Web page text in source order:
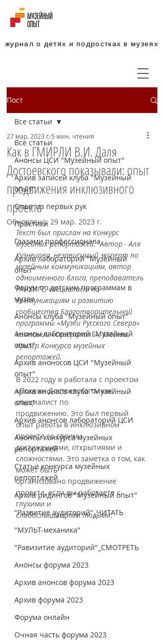
журнал о детях и подростках в музеях
Пост
Все статьи
Анонсы ЦСИ "Музейный опыт"
Архив записей клуба "Музейный
опыт"
Опыт из первых рук
Практики
Глазами профессионала
Архив лабораторий "Музейный
опыт"
Форум по детским программам в
музее
Анонсы клуба "Музейный опыт"
Анонсы лабораторий "Музейный
опыт"
Архив аноносов ЦСИ "Музейный
опыт"
Архив аноносв клуба "Музейный
опыт"
Архив анонсов лабораторий ЦСИ
Анонсы конкурса музейных
репортажей
Статьи конкурса музейных
репортажей
Архив ридингов "Музейный опыт"
"Развитие аудиторий"_ЧИТАТЬ
"МУЛЬТ-механика"
"Равизитие аудиторий"_СМОТРЕТЬ
Анонсы форума 2023
Архив анонсов форума 2023
Архив форума 2023
Форума онлайн
Очная часть форума 2023
Все статьи
Как в ГМИРЛИ В.И. Даля
Достоевского показывали: опыт
продвижения инклюзивного
проекта
27 мар. 2023 г. 5 мин. чтения
Обновлено: 29 мар. 2023 г.
Текст был прислан на Конкурс
музейных репортажей.  Автор - Аля
Кузнецова, независимый эксперт по
музейным коммуникациям, автор
одноименного блога, преподаватель
РАНХИГС, специалист по
коммуникациям и развитию
сообщества Благотворительной
программы «Музеи Русского Севера»
компании «Северсталь», Москва,
призер Конкурса музейных
репортажей.
В 2022 году я работала с проектом
«Покажи Достоевского» как
специалист по
продвижению. Это был первый
опыт работы в инклюзивном
проекте со своими
достижениями, открытиями и
сложностями. Это заметка о том, как
может быть
организовано продвижение
проекта, если вы работаете с
глухими и
слабослышащими людьми.